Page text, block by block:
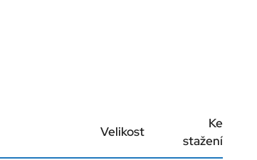
Velikost
Ke
stažení